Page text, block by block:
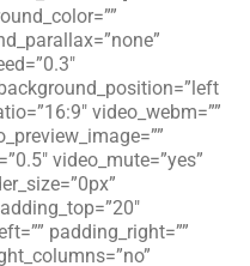
video_webm=””
video_mute=”yes”
padding_right=””